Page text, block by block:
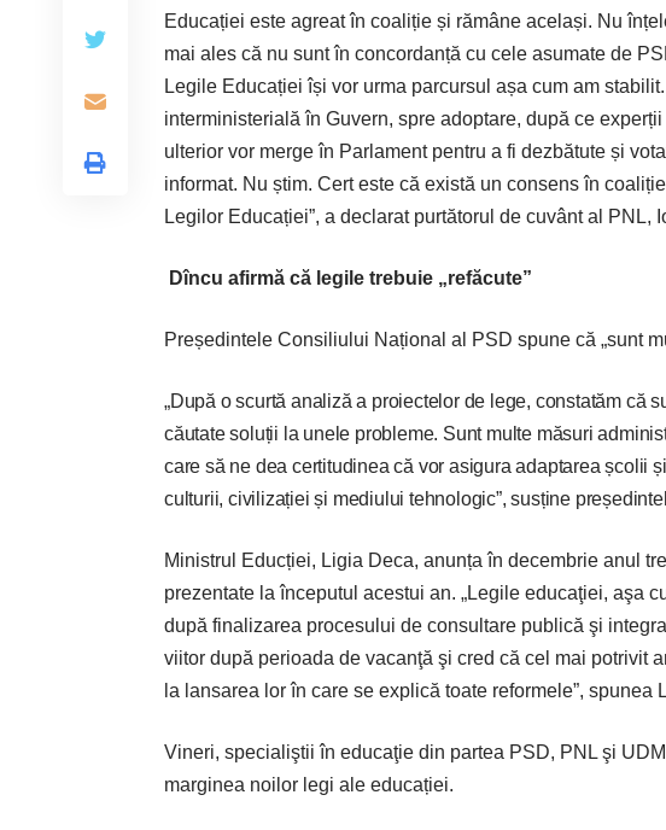
Educației este agreat în coaliție și rămâne același. Nu
mai ales că nu sunt în concordanță cu cele asumate de
Legile Educației își vor urma parcursul așa cum am
interministerială în Guvern, spre adoptare, după ce
ulterior vor merge în Parlament pentru a fi dezbătute și
informat. Nu știm. Cert este că există un consens în
Legilor Educației”, a declarat purtătorul de cuvânt al PNL,
Dîncu afirmă că legile trebuie „refăcute”
Președintele Consiliului Național al PSD spune că „sunt
„După o scurtă analiză a proiectelor de lege, constatăm că
căutate soluții la unele probleme. Sunt multe măsuri
care să ne dea certitudinea că vor asigura adaptarea școlii
culturii, civilizației și mediului tehnologic”, susține
Ministrul Educției, Ligia Deca, anunța în decembrie anul
prezentate la începutul acestui an. „Legile educaţiei, aşa
după finalizarea procesului de consultare publică şi
viitor după perioada de vacanţă şi cred că cel mai potrivit
la lansarea lor în care se explică toate reformele”, spunea
Vineri, specialiştii în educaţie din partea PSD, PNL şi
marginea noilor legi ale educației.